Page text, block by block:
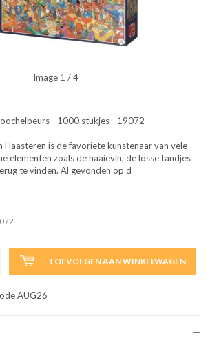
Image 1 / 4
- 1000 stukjes - 19072
Haasteren is de favoriete kunstenaar van vele
elementen zoals de haaievin, de losse tandjes
te vinden. Al gevonden op d
TOEVOEGEN AAN WINKELWAGEN
AUG26